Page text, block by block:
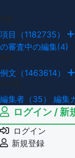
項目（1182735）
の審査中の編集(4)
例文（1463614）
編集者（35） 編集
ログイン / 新
ログイン
新規登録